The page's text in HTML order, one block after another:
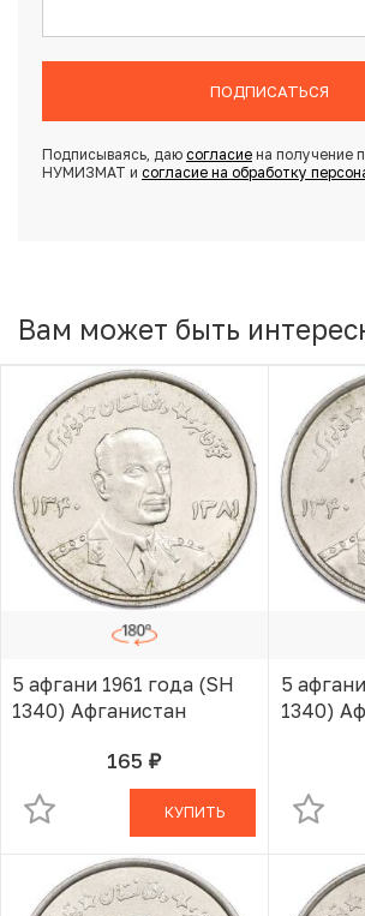
ПОДПИСАТЬСЯ
Подписываясь, даю согласиена получение
НУМИЗМАТ и согласие на обработку
Вам может быть
5 афгани 1961 года (SH
1340) Афганистан
165 руб.В КОРЗИНЕ
КУПИТЬ
5
1340)